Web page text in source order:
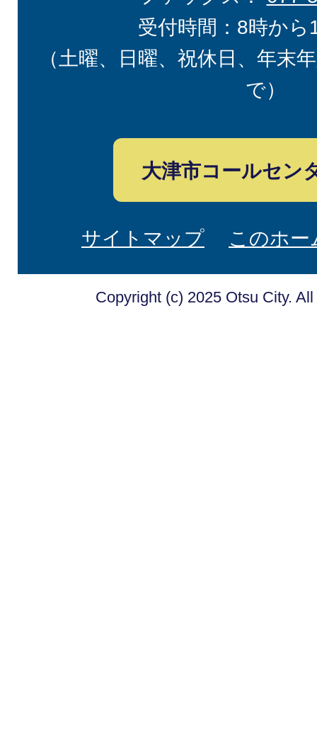
受付時間：8時から
（土曜、日曜、祝休日、年末
で）
大津市コールセン
サイトマップ このホ
Copyright (c) 2025 Otsu City.